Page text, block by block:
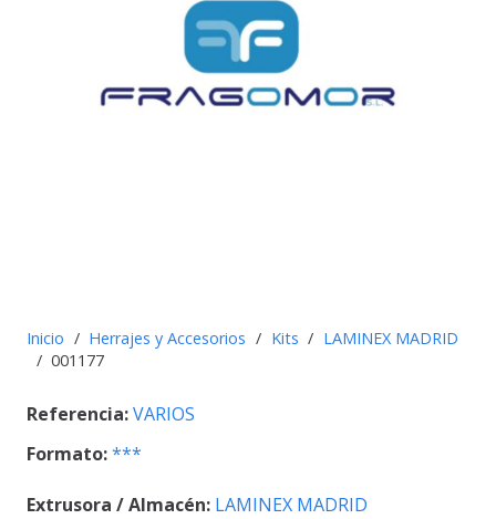
Inicio / Herrajes y Accesorios / Kits / LAMINEX MADRID
/ 001177
Referencia:VARIOS
Formato:***
Extrusora / Almacén: LAMINEX MADRID